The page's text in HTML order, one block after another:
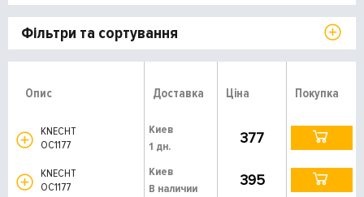
Фільтри та сортування
Опис Доставка Ціна Покупка
KNECHT
OC1177
Киев
1 дн.
377
KNECHT
OC1177
Киев
В наличии
395